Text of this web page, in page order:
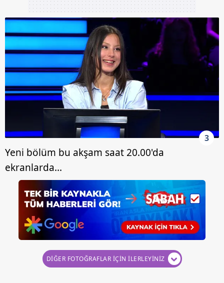
toplumu hizmetlerinin sunulması amacıyla
kullanılmaktadır. Diğer çerezler, sitemizin daha işlevsel
kılınması ve kişiselleştirilmesi ve sizlere yönelik
reklam/pazarlama faaliyetlerinin yapılması, amaçlarıyla
sınırlı olarak açık rızanız dahilinde kullanılacaktır.
Çerezlere ilişkin tercihlerinizi aşağıda yer alan panel
vasıtasıyla belirleyebilirsiniz. Çerezlere ilişkin detaylı bilgi
için Ayarlar butonuna tıklayabilir,Çerez Bilgilendirme
Metnimizi ziyaret edebilirsiniz.
6698 sayılı Kişisel Verilerin Korunması Kanunu uyarınca
hazırlanmış Aydınlatma Metnimizi okumak ve sitemizde
ilgili mevzuata uygun olarak kullanılan çerezlerle ilgili bilgi
almak için lütfen
3
Yeni bölüm bu akşam saat 20.00'da
ekranlarda...
DİĞER FOTOĞRAFLAR İÇİN İLERLEYİNİZ